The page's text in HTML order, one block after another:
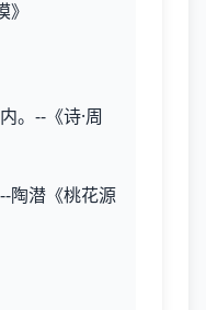
。--《诗·周
陶潜《桃花源